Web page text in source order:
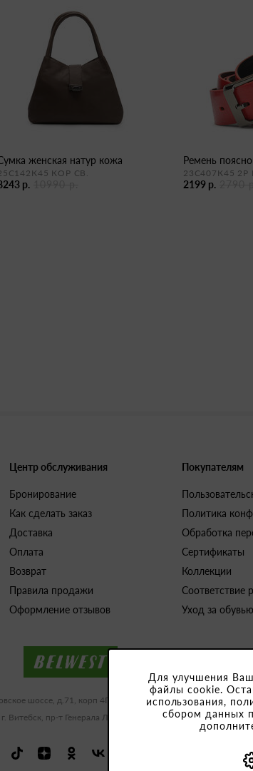
Для улучшения
файлы cookie.
использования,
сбором данных
сумка женская натур кожа
КОР СВ.
р.
ремень
23С407К45 2Р
2199 р.
Центр обслуживания
Бронирование
Как сделать заказ
Доставка
Оплата
Возврат
Правила продажи
Оформление отзывов
Покупателям
Политика
Обработка
Сертификаты
Коллекции
Соответствие
Уход за обувью
шоссе, д.71, корп 4Г-Д ИНН/КПП 9909483591/
г. Витебск, пр-т Генерала Людникова, 10-1, УНП